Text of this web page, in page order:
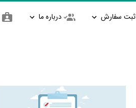
ثبت سفارش درباره ما